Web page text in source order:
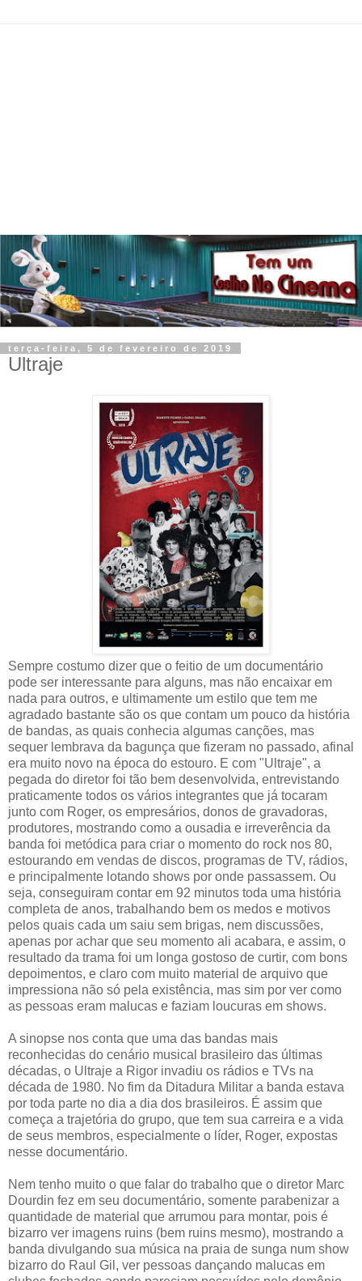
terça-feira, 5 de fevereiro de 2019
Ultraje
Sempre costumo dizer que o feitio de um documentário
pode ser interessante para alguns, mas não encaixar em
nada para outros, e ultimamente um estilo que tem me
agradado bastante são os que contam um pouco da história
de bandas, as quais conhecia algumas canções, mas
sequer lembrava da bagunça que fizeram no passado, afinal
era muito novo na época do estouro. E com "Ultraje", a
pegada do diretor foi tão bem desenvolvida, entrevistando
praticamente todos os vários integrantes que já tocaram
junto com Roger, os empresários, donos de gravadoras,
produtores, mostrando como a ousadia e irreverência da
banda foi metódica para criar o momento do rock nos 80,
estourando em vendas de discos, programas de TV, rádios,
e principalmente lotando shows por onde passassem. Ou
seja, conseguiram contar em 92 minutos toda uma história
completa de anos, trabalhando bem os medos e motivos
pelos quais cada um saiu sem brigas, nem discussões,
apenas por achar que seu momento ali acabara, e assim, o
resultado da trama foi um longa gostoso de curtir, com bons
depoimentos, e claro com muito material de arquivo que
impressiona não só pela existência, mas sim por ver como
as pessoas eram malucas e faziam loucuras em shows.
A sinopse nos conta que uma das bandas mais
reconhecidas do cenário musical brasileiro das últimas
décadas, o Ultraje a Rigor invadiu os rádios e TVs na
década de 1980. No fim da Ditadura Militar a banda estava
por toda parte no dia a dia dos brasileiros. É assim que
começa a trajetória do grupo, que tem sua carreira e a vida
de seus membros, especialmente o líder, Roger, expostas
nesse documentário.
Nem tenho muito o que falar do trabalho que o diretor Marc
Dourdin fez em seu documentário, somente parabenizar a
quantidade de material que arrumou para montar, pois é
bizarro ver imagens ruins (bem ruins mesmo), mostrando a
banda divulgando sua música na praia de sunga num show
bizarro do Raul Gil, ver pessoas dançando malucas em